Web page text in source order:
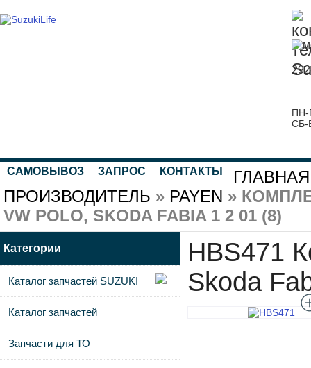
ПН-
СБ-
САМОВЫВОЗ ЗАПРОС КОНТАКТЫ ГЛАВНАЯ
ПРОИЗВОДИТЕЛЬ » PAYEN »
VW POLO, SKODA FABIA 1 2 01 (8)
HBS471
Skoda
Категории
Каталог запчастей SUZUKI
Каталог запчастей
Запчасти для ТО